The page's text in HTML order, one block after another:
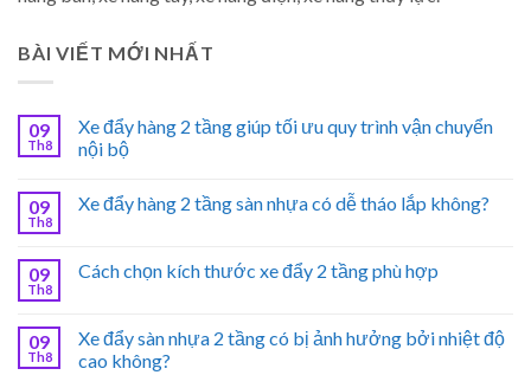
BÀI VIẾT MỚI NHẤT
09
Th8
Xe đẩy hàng 2 tầng giúp tối ưu quy trình vận chuyển
nội bộ
09
Th8
Xe đẩy hàng 2 tầng sàn nhựa có dễ tháo lắp không?
09
Th8
Cách chọn kích thước xe đẩy 2 tầng phù hợp
09
Th8
Xe đẩy sàn nhựa 2 tầng có bị ảnh hưởng bởi nhiệt độ
cao không?